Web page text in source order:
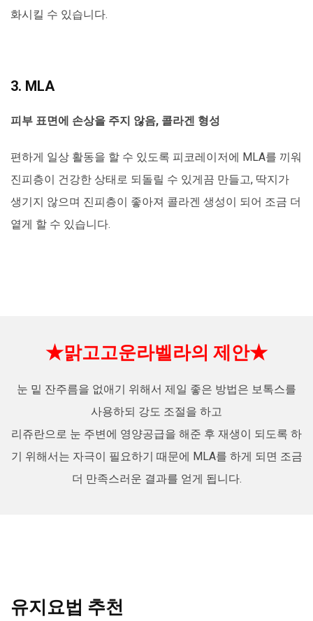
화시킬 수 있습니다.
3. MLA
피부 표면에 손상을 주지 않음, 콜라겐 형성
편하게 일상 활동을 할 수 있도록 피코레이저에 MLA를 끼워
진피층이 건강한 상태로 되돌릴 수 있게끔 만들고, 딱지가
생기지 않으며 진피층이 좋아져 콜라겐 생성이 되어 조금 더
옅게 할 수 있습니다.
★맑고고운라벨라의 제안★
눈 밑 잔주름을 없애기 위해서 제일 좋은 방법은 보톡스를
사용하되 강도 조절을 하고
리쥬란으로 눈 주변에 영양공급을 해준 후 재생이 되도록 하
기 위해서는 자극이 필요하기 때문에 MLA를 하게 되면 조금
더 만족스러운 결과를 얻게 됩니다.
유지요법 추천